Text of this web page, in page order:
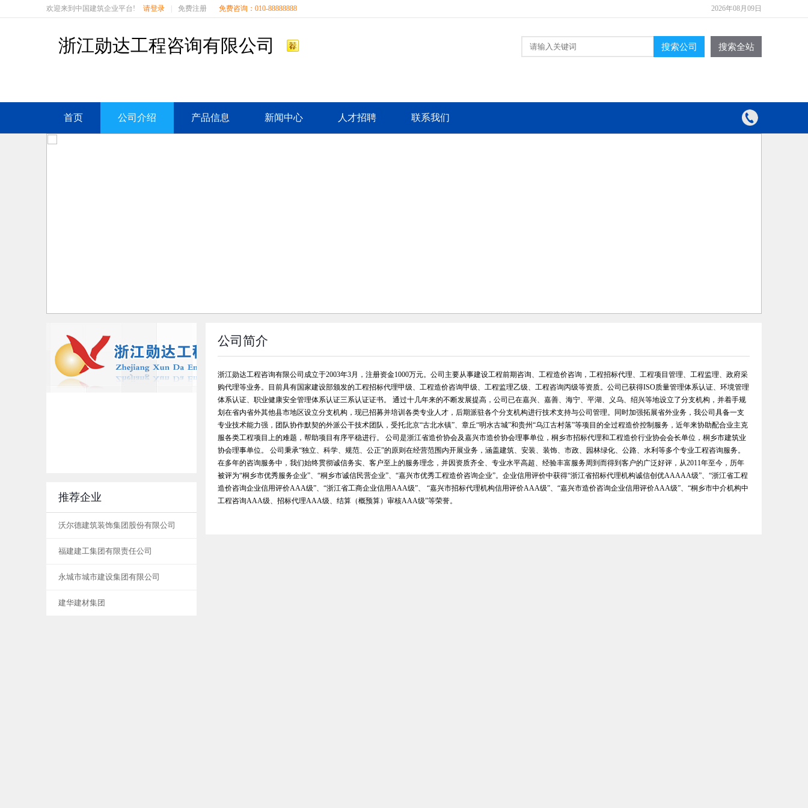
欢迎来到中国建筑企业平台! 请登录 免费注册 免费咨询：010-88888888 2026年08月09日
浙江勋达工程咨询有限公司 搜索公司 搜索全站
首页 公司介绍 产品信息 新闻中心 人才招聘 联系我们
公司简介
浙江勋达工程咨询有限公司成立于2003年3月，注册资金1000万元。公司主要从事建设工程前期咨询、工程造价咨询，工程招标代理、工程项目管理、工程监理、政府采
购代理等业务。目前具有国家建设部颁发的工程招标代理甲级、工程造价咨询甲级、工程监理乙级、工程咨询丙级等资质。公司已获得ISO质量管理体系认证、环境管理
体系认证、职业健康安全管理体系认证三系认证证书。 通过十几年来的不断发展提高，公司已在嘉兴、嘉善、海宁、平湖、义乌、绍兴等地设立了分支机构，并着手规
划在省内省外其他县市地区设立分支机构，现已招募并培训各类专业人才，后期派驻各个分支机构进行技术支持与公司管理。同时加强拓展省外业务，我公司具备一支
专业技术能力强，团队协作默契的外派公干技术团队，受托北京“古北水镇”、章丘“明水古城”和贵州“乌江古村落”等项目的全过程造价控制服务，近年来协助配合业主克
服各类工程项目上的难题，帮助项目有序平稳进行。 公司是浙江省造价协会及嘉兴市造价协会理事单位，桐乡市招标代理和工程造价行业协会会长单位，桐乡市建筑业
协会理事单位。 公司秉承“独立、科学、规范、公正”的原则在经营范围内开展业务，涵盖建筑、安装、装饰、市政、园林绿化、公路、水利等多个专业工程咨询服务。
在多年的咨询服务中，我们始终贯彻诚信务实、客户至上的服务理念，并因资质齐全、专业水平高超、经验丰富服务周到而得到客户的广泛好评，从2011年至今，历年
被评为“桐乡市优秀服务企业”、“桐乡市诚信民营企业”、“嘉兴市优秀工程造价咨询企业”。企业信用评价中获得“浙江省招标代理机构诚信创优AAAAA级”、“浙江省工程
造价咨询企业信用评价AAA级”、“浙江省工商企业信用AAA级”、 “嘉兴市招标代理机构信用评价AAA级”、“嘉兴市造价咨询企业信用评价AAA级”、“桐乡市中介机构中
工程咨询AAA级、招标代理AAA级、结算（概预算）审核AAA级”等荣誉。
推荐企业
沃尔德建筑装饰集团股份有限公司
福建建工集团有限责任公司
永城市城市建设集团有限公司
建华建材集团